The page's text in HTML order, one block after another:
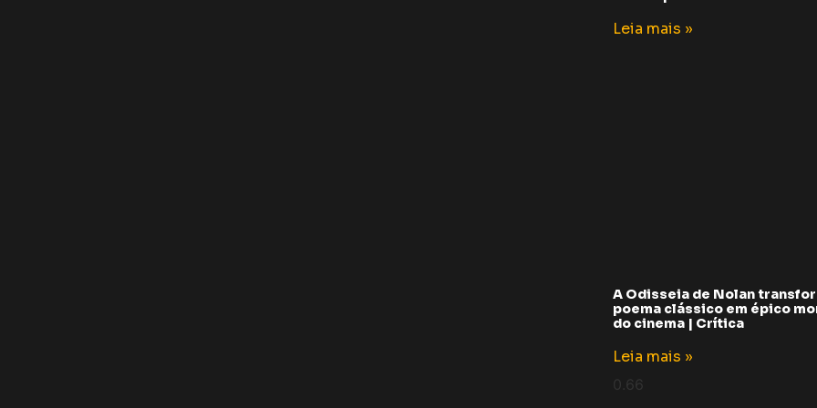
Leia mais »
A Odisseia de Nolan
poema clássico em épico
do cinema | Crítica
Leia mais »